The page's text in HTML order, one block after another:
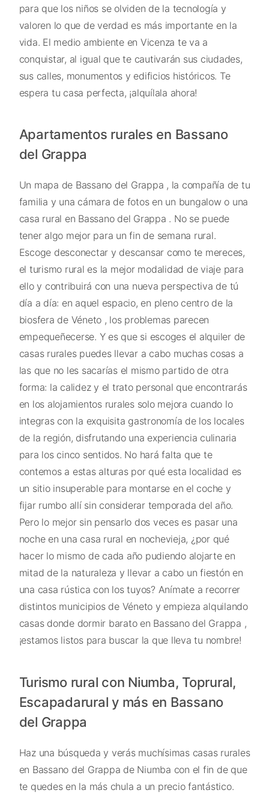
para que los niños se olviden de la tecnología y
valoren lo que de verdad es más importante en la
vida. El medio ambiente en Vicenza te va a
conquistar, al igual que te cautivarán sus ciudades,
sus calles, monumentos y edificios históricos. Te
espera tu casa perfecta, ¡alquílala ahora!
Apartamentos rurales en Bassano
del Grappa
Un mapa de Bassano del Grappa , la compañía de tu
familia y una cámara de fotos en un bungalow o una
casa rural en Bassano del Grappa . No se puede
tener algo mejor para un fin de semana rural.
Escoge desconectar y descansar como te mereces,
el turismo rural es la mejor modalidad de viaje para
ello y contribuirá con una nueva perspectiva de tú
día a día: en aquel espacio, en pleno centro de la
biosfera de Véneto , los problemas parecen
empequeñecerse. Y es que si escoges el alquiler de
casas rurales puedes llevar a cabo muchas cosas a
las que no les sacarías el mismo partido de otra
forma: la calidez y el trato personal que encontrarás
en los alojamientos rurales solo mejora cuando lo
integras con la exquisita gastronomía de los locales
de la región, disfrutando una experiencia culinaria
para los cinco sentidos. No hará falta que te
contemos a estas alturas por qué esta localidad es
un sitio insuperable para montarse en el coche y
fijar rumbo allí sin considerar temporada del año.
Pero lo mejor sin pensarlo dos veces es pasar una
noche en una casa rural en nochevieja, ¿por qué
hacer lo mismo de cada año pudiendo alojarte en
mitad de la naturaleza y llevar a cabo un fiestón en
una casa rústica con los tuyos? Anímate a recorrer
distintos municipios de Véneto y empieza alquilando
casas donde dormir barato en Bassano del Grappa ,
¡estamos listos para buscar la que lleva tu nombre!
Turismo rural con Niumba, Toprural,
Escapadarural y más en Bassano
del Grappa
Haz una búsqueda y verás muchísimas casas rurales
en Bassano del Grappa de Niumba con el fin de que
te quedes en la más chula a un precio fantástico.